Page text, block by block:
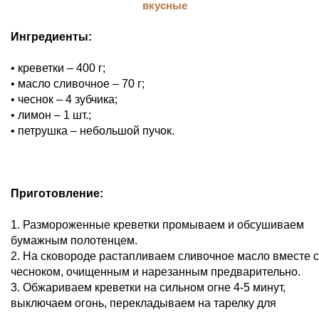
Ингредиенты:
• креветки – 400 г;
• масло сливочное – 70 г;
• чеснок – 4 зубчика;
• лимон – 1 шт.;
• петрушка – небольшой пучок.
Приготовление:
1. Размороженные креветки промываем и обсушиваем
бумажным полотенцем.
2. На сковороде растапливаем сливочное масло вместе с
чесноком, очищенным и нарезанным предварительно.
3. Обжариваем креветки на сильном огне 4-5 минут,
выключаем огонь, перекладываем на тарелку для